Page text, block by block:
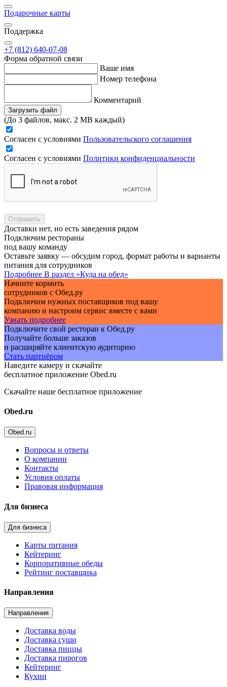
Подарочные карты
Поддержка
+7 (812) 640-07-08
Форма обратной связи
Ваше имя
Номер телефона
Комментарий
Загрузить файл
(До 3 файлов, макс. 2 MB каждый)
Согласен с условиями Пользовательского соглашения
Согласен с условиями Политики конфиденциальности
Отправить
Доставки нет, но есть заведения рядом
Подключим рестораны
под вашу команду
Оставьте заявку — обсудим город, формат работы и варианты
питания для сотрудников
Подробнее В раздел «Куда на обед»
Начните кормить
сотрудников с Обед.ру
Подключим нужных поставщиков под вашу
компанию и настроим сервис вместе с вами
Узнать подробнее
Подключите свой ресторан к Обед.ру
Получайте больше заказов
и расширяйте клиентскую аудиторию
Стать партнёром
Наведите камеру и скачайте
бесплатное приложение Obed.ru
Скачайте наше бесплатное приложение
Obed.ru
Obed.ru
Вопросы и ответы
О компании
Контакты
Условия оплаты
Правовая информация
Для бизнеса
Для бизнеса
Карты питания
Кейтеринг
Корпоративные обеды
Рейтинг поставщика
Направления
Направления
Доставка воды
Доставка суши
Доставка пиццы
Доставка пирогов
Кейтеринг
Кухни